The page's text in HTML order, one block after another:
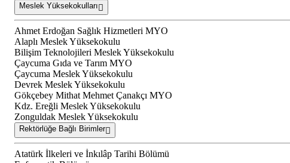
Meslek Yüksekokulları
Ahmet Erdoğan Sağlık Hizmetleri MYO
Alaplı Meslek Yüksekokulu
Bilişim Teknolojileri Meslek Yüksekokulu
Çaycuma Gıda ve Tarım MYO
Çaycuma Meslek Yüksekokulu
Devrek Meslek Yüksekokulu
Gökçebey Mithat Mehmet Çanakçı MYO
Kdz. Ereğli Meslek Yüksekokulu
Zonguldak Meslek Yüksekokulu
Rektörlüğe Bağlı Birimler
Atatürk İlkeleri ve İnkılâp Tarihi Bölümü